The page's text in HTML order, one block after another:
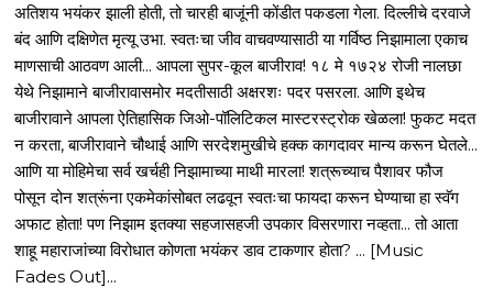
अतिशय भयंकर झाली होती, तो चारही बाजूंनी कोंडीत पकडला गेला. दिल्लीचे दरवाजे
बंद आणि दक्षिणेत मृत्यू उभा. स्वतःचा जीव वाचवण्यासाठी या गर्विष्ठ निझामाला एकाच
माणसाची आठवण आली... आपला सुपर-कूल बाजीराव! १८ मे १७२४ रोजी नालछा
येथे निझामाने बाजीरावासमोर मदतीसाठी अक्षरशः पदर पसरला. आणि इथेच
बाजीरावाने आपला ऐतिहासिक जिओ-पॉलिटिकल मास्टरस्ट्रोक खेळला! फुकट मदत
न करता, बाजीरावाने चौथाई आणि सरदेशमुखीचे हक्क कागदावर मान्य करून घेतले...
आणि या मोहिमेचा सर्व खर्चही निझामाच्या माथी मारला! शत्रूच्याच पैशावर फौज
पोसून दोन शत्रूंना एकमेकांसोबत लढवून स्वतःचा फायदा करून घेण्याचा हा स्वॅग
अफाट होता! पण निझाम इतक्या सहजासहजी उपकार विसरणारा नव्हता... तो आता
शाहू महाराजांच्या विरोधात कोणता भयंकर डाव टाकणार होता? ... [Music
Fades Out]...